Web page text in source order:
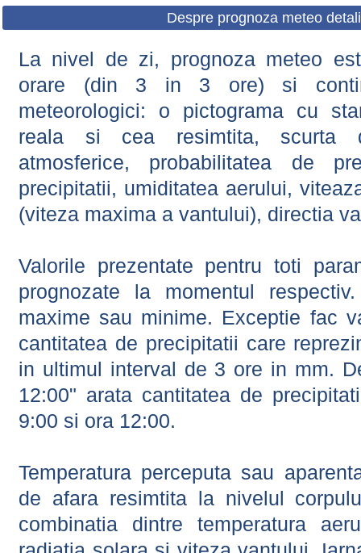
Despre prognoza meteo
La nivel de zi, prognoza meteo
orare (din 3 in 3 ore) si
meteorologici: o pictograma cu
reala si cea resimtita, scurta
atmosferice, probabilitatea de
precipitatii, umiditatea aerului,
(viteza maxima a vantului), directia
Valorile prezentate pentru toti
prognozate la momentul
maxime sau minime. Exceptie fac
cantitatea de precipitatii care
in ultimul interval de 3 ore in mm.
12:00" arata cantitatea de
9:00 si ora 12:00.
Temperatura perceputa sau
de afara resimtita la nivelul
combinatia dintre temperatura